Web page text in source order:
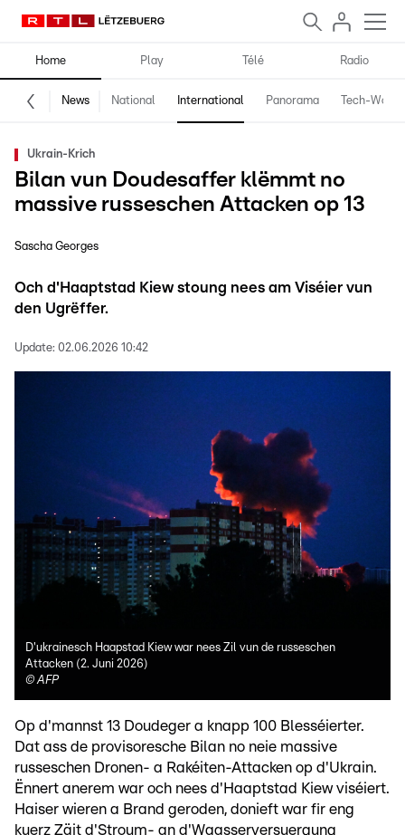
Home Play Télé Radio
News National International Panorama Tech-World
Ukrain-Krich
Bilan vun Doudesaffer klëmmt no
massive russeschen Attacken op 13
Sascha Georges
Och d'Haaptstad Kiew stoung nees am Viséier vun
den Ugrëffer.
Update: 02.06.2026 10:42
D'ukrainesch Haapstad Kiew war nees Zil vun de russeschen
Attacken (2. Juni 2026)
©AFP
Op d'mannst 13 Doudeger a knapp 100 Blesséierter.
Dat ass de provisoresche Bilan no neie massive
russeschen Dronen- a Rakéiten-Attacken op d'Ukrain.
Ënnert anerem war och nees d'Haaptstad Kiew viséiert.
Haiser wieren a Brand geroden, donieft war fir eng
kuerz Zäit d'Stroum- an d'Waasserversuergung